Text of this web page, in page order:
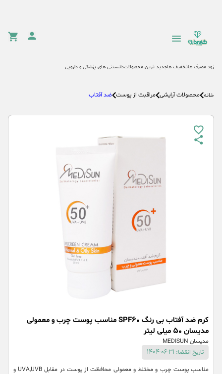
زود مصرف هاتخفیف هاجدید ترین محصولاتدانستنی های پزشکی و دارویی
خانه محصولات آرایشی مراقبت از پوست ضد آفتاب
کرم ضد آفتاب بی رنگ SPF60 مناسب پوست چرب و معمولی
مدیسان 50 میلی لیتر
مدیسان MEDISUN
تاریخ انقضا: 31-06-1404
مناسب پوست چرب و مختلط و معمولی محافظت از پوست در مقابل UVA,UVB و